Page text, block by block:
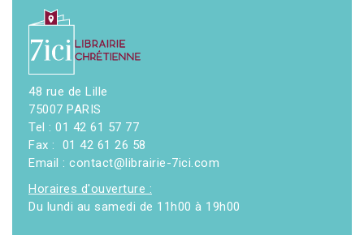
48 rue de Lille
75007 PARIS
Tel : 01 42 61 57 77
Fax : 01 42 61 26 58
Email : contact@librairie-7ici.com
Horaires d'ouverture :
Du lundi au samedi de 11h00 à 19h00